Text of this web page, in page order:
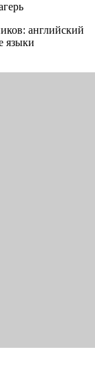
английский
языки